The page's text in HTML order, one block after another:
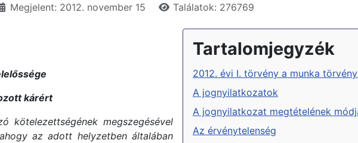
Megjelent: 2012. november 15 Találatok: 276769
Tartalomjegyzék
2012. évi I. törvény a munka
A jognyilatkozatok
A jognyilatkozat megtételének
Az érvénytelenség
kárért
kötelezettségének megszegésével
az adott helyzetben általában